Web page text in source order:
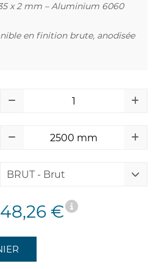
x 2 mm – Aluminium 6060
en finition brute, anodisée
BRUT - Brut
48,26 €